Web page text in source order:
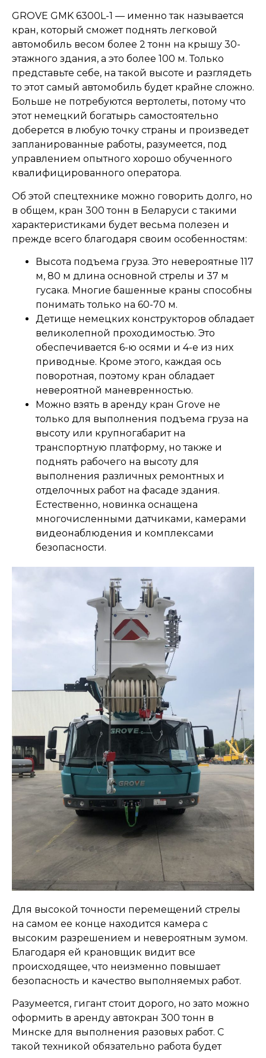
GROVE GMK 6300L-1 — именно так называется
кран, который сможет поднять легковой
автомобиль весом более 2 тонн на крышу 30-
этажного здания, а это более 100 м. Только
представьте себе, на такой высоте и разглядеть
то этот самый автомобиль будет крайне сложно.
Больше не потребуются вертолеты, потому что
этот немецкий богатырь самостоятельно
доберется в любую точку страны и произведет
запланированные работы, разумеется, под
управлением опытного хорошо обученного
квалифицированного оператора.
Об этой спецтехнике можно говорить долго, но
в общем, кран 300 тонн в Беларуси с такими
характеристиками будет весьма полезен и
прежде всего благодаря своим особенностям:
Высота подъема груза. Это невероятные 117
м, 80 м длина основной стрелы и 37 м
гусака. Многие башенные краны способны
понимать только на 60-70 м.
Детище немецких конструкторов обладает
великолепной проходимостью. Это
обеспечивается 6-ю осями и 4-е из них
приводные. Кроме этого, каждая ось
поворотная, поэтому кран обладает
невероятной маневренностью.
Можно взять в аренду кран Grove не
только для выполнения подъема груза на
высоту или крупногабарит на
транспортную платформу, но также и
поднять рабочего на высоту для
выполнения различных ремонтных и
отделочных работ на фасаде здания.
Естественно, новинка оснащена
многочисленными датчиками, камерами
видеонаблюдения и комплексами
безопасности.
Для высокой точности перемещений стрелы
на самом ее конце находится камера с
высоким разрешением и невероятным зумом.
Благодаря ей крановщик видит все
происходящее, что неизменно повышает
безопасность и качество выполняемых работ.
Разумеется, гигант стоит дорого, но зато можно
оформить в аренду автокран 300 тонн в
Минске для выполнения разовых работ. С
такой техникой обязательно работа будет